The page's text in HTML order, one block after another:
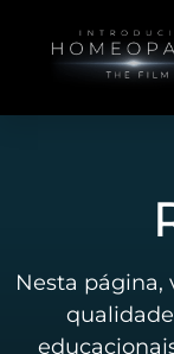
Nesta página,